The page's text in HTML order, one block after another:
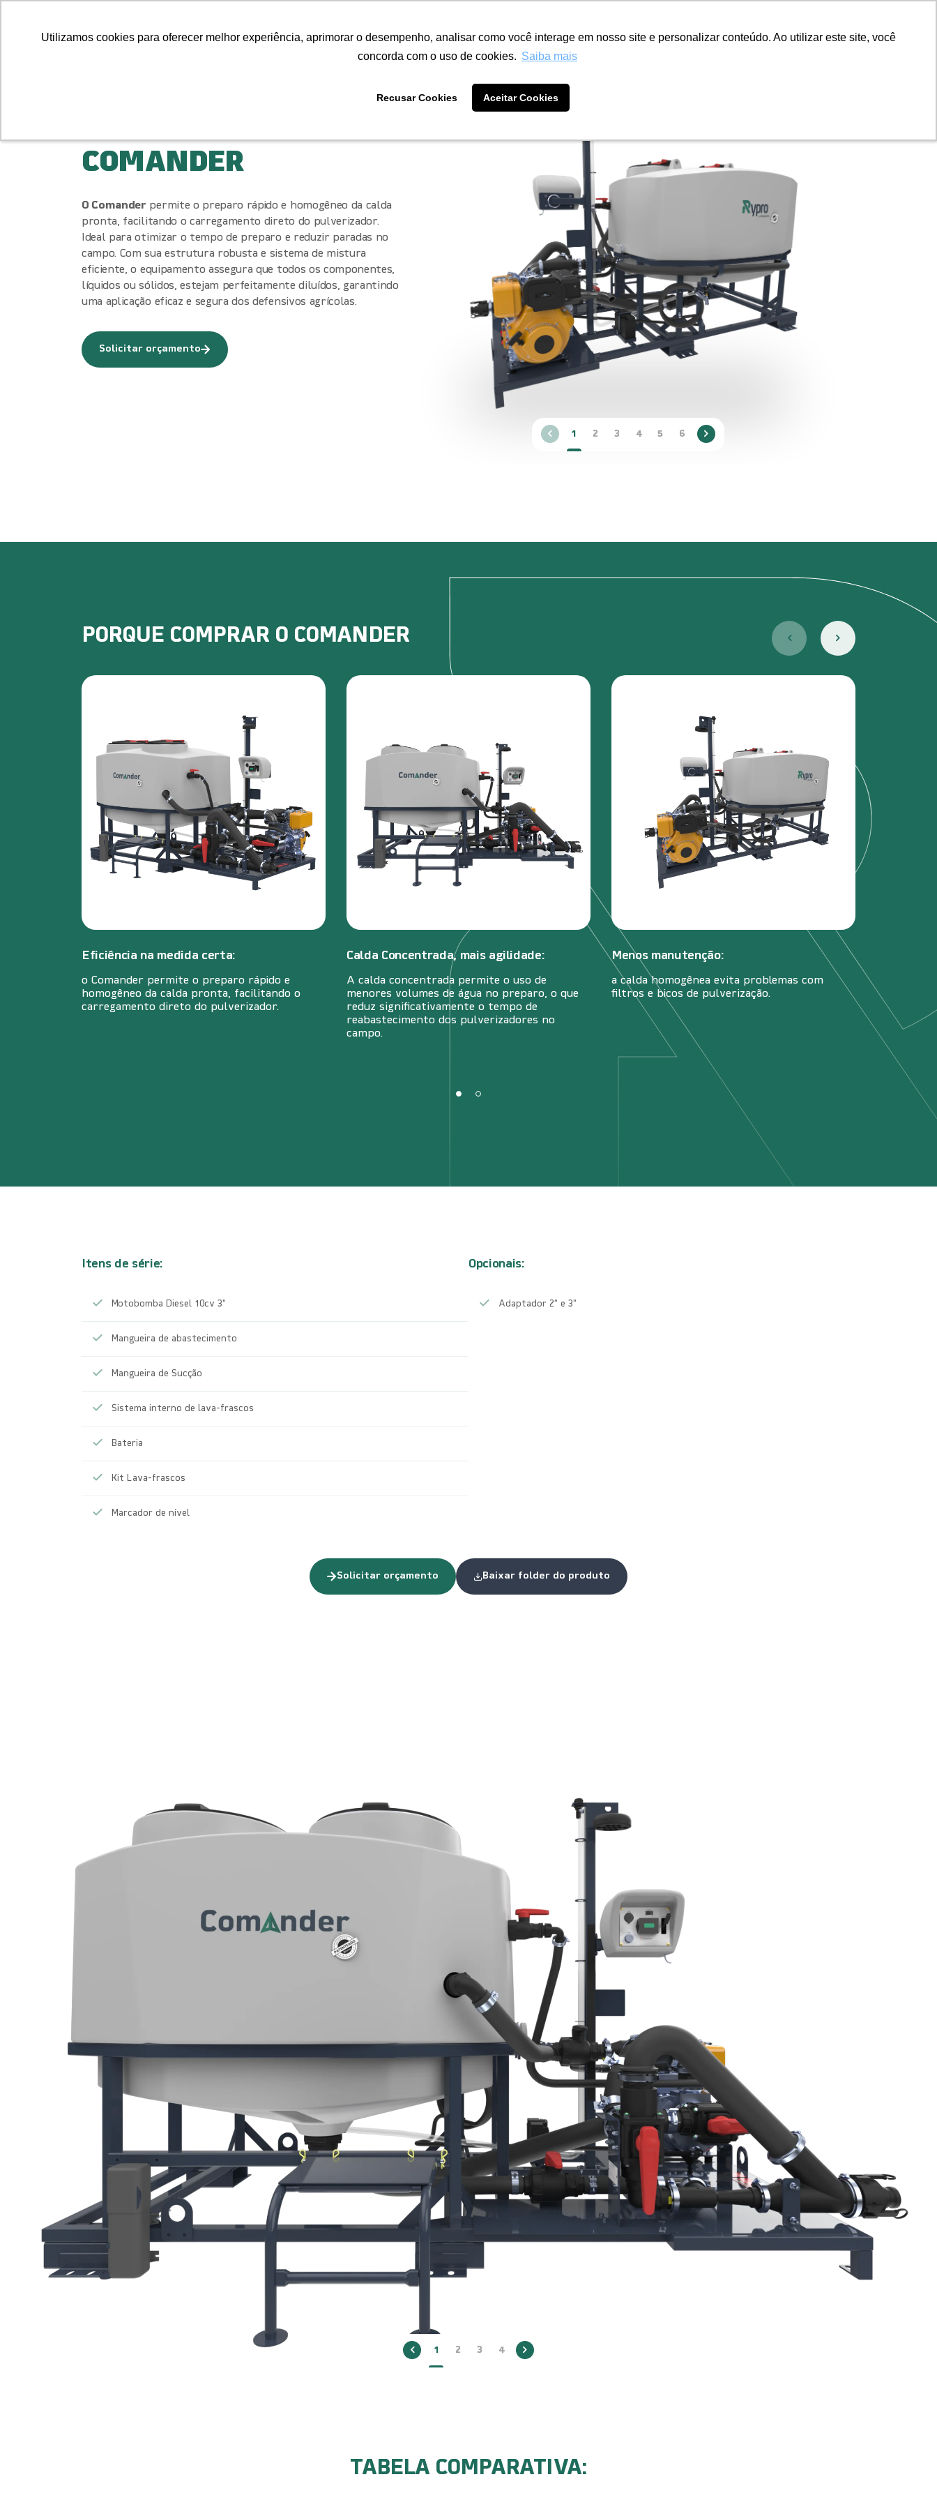
Utilizamos cookies para oferecer melhor experiência, aprimorar o desempenho, analisar como você interage em nosso site e personalizar conteúdo. Ao utilizar este site, você
concorda com o uso de cookies. Saiba mais
Recusar Cookies Aceitar Cookies
Utilizamos cookies para oferecer melhor experiência, aprimorar o desempenho, analisar como você interage em nosso site e personalizar conteúdo. Ao utilizar este site, você
concorda com o uso de cookies. Saiba mais
Recusar Cookies Aceitar Cookies
Assistencia Técnica Localize sua Revenda
1 2 3 4 5 6
COMANDER
O Comanderpermite o preparo rápido e homogêneo da calda
pronta, facilitando o carregamento direto do pulverizador.
Ideal para otimizar o tempo de preparo e reduzir paradas no
campo. Com sua estrutura robusta e sistema de mistura
eficiente, o equipamento assegura que todos os componentes,
líquidos ou sólidos, estejam perfeitamente diluídos, garantindo
uma aplicação eficaz e segura dos defensivos agrícolas.
Solicitar orçamento
PORQUE COMPRAR O COMANDER
Eficiência na medida certa:
o Comander permite o preparo rápido e
homogêneo da calda pronta, facilitando o
carregamento direto do pulverizador.
Calda Concentrada, mais agilidade:
A calda concentrada permite o uso de
menores volumes de água no preparo, o que
reduz significativamente o tempo de
reabastecimento dos pulverizadores no
campo.
Menos manutenção:
a calda homogênea evita problemas com
filtros e bicos de pulverização.
Itens de série:
Motobomba Diesel 10cv 3″
Mangueira de abastecimento
Mangueira de Sucção
Sistema interno de lava-frascos
Bateria
Kit Lava-frascos
Marcador de nível
Opcionais:
Adaptador 2″ e 3″
Solicitar orçamento Baixar folder do produto
1 2 3 4
TABELA COMPARATIVA: